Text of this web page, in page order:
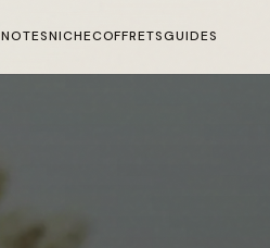
NOTESNICHECOFFRETSGUIDES